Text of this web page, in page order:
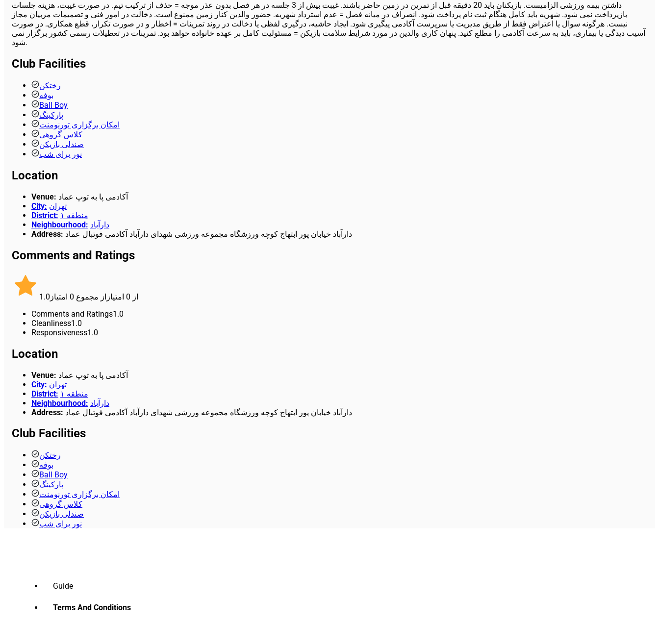
داشتن بیمه ورزشی الزامیست. بازیکنان باید 20 دقیقه قبل از تمرین در زمین حاضر باشند. غیبت بیش از 3 جلسه در هر فصل بدون عذر موجه = حذف از ترکیب تیم. در صورت غیبت، هزینه جلسات
بازپرداخت نمی شود. شهریه باید کامل هنگام ثبت نام پرداخت شود. انصراف در میانه فصل = عدم استرداد شهریه. حضور والدین کنار زمین ممنوع است. دخالت در امور فنی و تصمیمات مربیان مجاز
نیست. هرگونه سوال یا اعتراض فقط از طریق مدیریت یا سرپرست آکادمی پیگیری شود. ایجاد حاشیه، درگیری لفظی یا دخالت در روند تمرینات = اخطار و در صورت تکرار، قطع همکاری. در صورت
آسیب دیدگی یا بیماری، باید به سرعت آکادمی را مطلع کنید. پنهان کاری والدین در مورد شرایط سلامت بازیکن = مسئولیت کامل بر عهده خانواده خواهد بود. تمرینات در تعطیلات رسمی کشور برگزار نمی
شود.
Club Facilities
رختکن
بوفه
Ball Boy
پارکینگ
امکان برگزاری تورنومنت
کلاس گروهی
صندلی بازیکن
نور برای شب
Location
Venue: آکادمی پا به توپ عماد
City: تهران
District:
منطقه ۱
Neighbourhood: دارآباد
Address: دارآباد خیابان پور ابتهاج کوچه ورزشگاه مجموعه ورزشی شهدای دارآباد آکادمی فوتبال عماد
Comments and Ratings
1.0 از 0 امتیاز از مجموع 0 امتیاز
Comments and Ratings1.0
Cleanliness1.0
Responsiveness1.0
Location
Venue: آکادمی پا به توپ عماد
City: تهران
District:
منطقه ۱
Neighbourhood: دارآباد
Address: دارآباد خیابان پور ابتهاج کوچه ورزشگاه مجموعه ورزشی شهدای دارآباد آکادمی فوتبال عماد
Club Facilities
رختکن
بوفه
Ball Boy
پارکینگ
امکان برگزاری تورنومنت
کلاس گروهی
صندلی بازیکن
نور برای شب
Guide
Terms And Conditions